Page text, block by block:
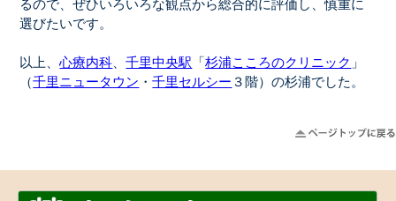
るので、ぜひいろいろな観点から総合的に評価し、慎重に
選びたいです。
以上、心療内科、千里中央駅 「杉浦こころのクリニック 」
（千里ニュータウン ・千里セルシー ３階）の杉浦でした。